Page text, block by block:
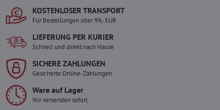
KOSTENLOSER TRANSPORT
Für Bestellungen über 99,- EUR
LIEFERUNG PER KURIER
Schnell und direkt nach Hause.
SICHERE ZAHLUNGEN
Gesicherte Online-Zahlungen
Ware auf Lager
Wir versenden sofort.